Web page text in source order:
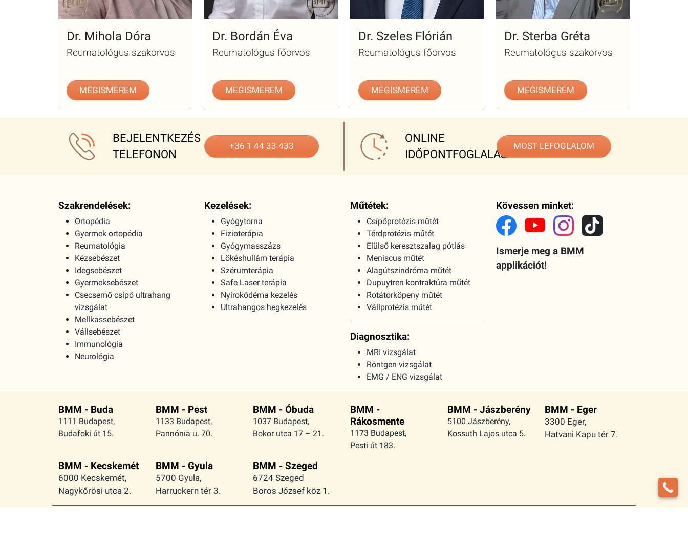
Dr. Mihola Dóra
Reumatológus szakorvos
MEGISMEREM
Dr. Bordán Éva
Reumatológus főorvos
MEGISMEREM
Dr. Szeles Flórián
Reumatológus főorvos
MEGISMEREM
Dr. Sterba Gréta
Reumatológus szakorvos
MEGISMEREM
BEJELENTKEZÉS
TELEFONON
+36 1 44 33 433
ONLINE
IDŐPONTFOGLALÁS
MOST LEFOGLALOM
Szakrendelések:
Ortopédia
Gyermek ortopédia
Reumatológia
Kézsebészet
Idegsebészet
Gyermeksebészet
Csecsemő csípő ultrahang
vizsgálat
Mellkassebészet
Vállsebészet
Immunológia
Neurológia
Kezelések:
Gyógytorna
Fizioterápia
Gyógymasszázs
Lökéshullám terápia
Szérumterápia
Safe Laser terápia
Nyiroködéma kezelés
Ultrahangos hegkezelés
Műtétek:
Csípőprotézis műtét
Térdprotézis műtét
Elülső keresztszalag pótlás
Meniscus műtét
Alagútszindróma műtét
Dupuytren kontraktúra műtét
Rotátorköpeny műtét
Vállprotézis műtét
Diagnosztika:
MRI vizsgálat
Röntgen vizsgálat
EMG / ENG vizsgálat
Kövessen minket:
Ismerje meg a BMM
applikációt!
BMM - Buda
1111 Budapest,
Budafoki út 15.
BMM - Pest
1133 Budapest,
Pannónia u. 70.
BMM - Óbuda
1037 Budapest,
Bokor utca 17 – 21.
BMM -
Rákosmente
1173 Budapest,
Pesti út 183.
BMM - Jászberény
5100 Jászberény,
Kossuth Lajos utca 5.
BMM - Eger
3300 Eger,
Hatvani Kapu tér 7.
BMM - Kecskemét
6000 Kecskemét,
Nagykőrösi utca 2.
BMM - Gyula
5700 Gyula,
Harruckern tér 3.
BMM - Szeged
6724 Szeged
Boros József köz 1.